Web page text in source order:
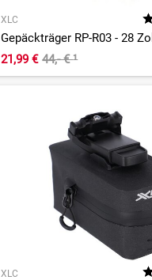
XLC
Gepäckträger RP-R03 - 28 Zoll
21,99 € 44,- €¹
XLC